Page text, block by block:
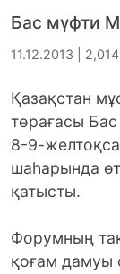
Бас мүфти
11.12.2013 |
Қазақстан
төрағасы
8-9-
шаһарында
қатысты.
Форумның
қоғам дамуы